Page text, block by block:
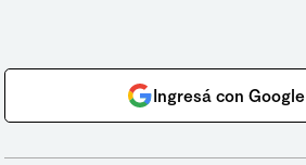
Ingresá con Google